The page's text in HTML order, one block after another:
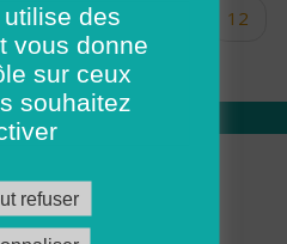
… 10
12
16 17
nous
ADMR
des
vous donne
sur ceux
souhaitez
refuser